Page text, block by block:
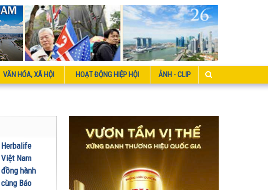
VĂN HÓA, XÃ HỘI HOẠT ĐỘNG HIỆP HỘI ẢNH - CLIP
Herbalife
Việt Nam
đồng hành
cùng Báo